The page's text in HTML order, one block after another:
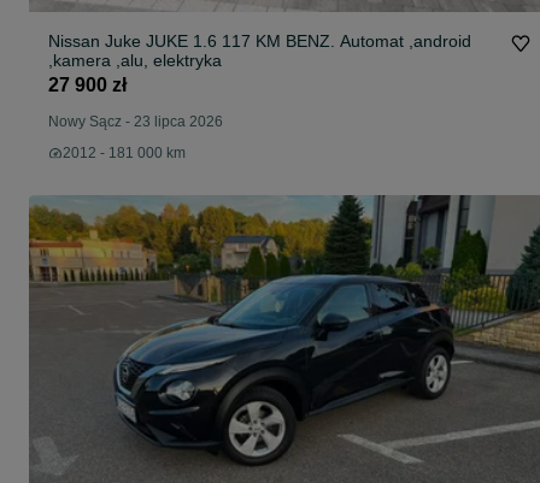
Nissan Juke JUKE 1.6 117 KM BENZ. Automat ,android
,kamera ,alu, elektryka
27 900 zł
Nowy Sącz - 23 lipca 2026
2012 - 181 000 km